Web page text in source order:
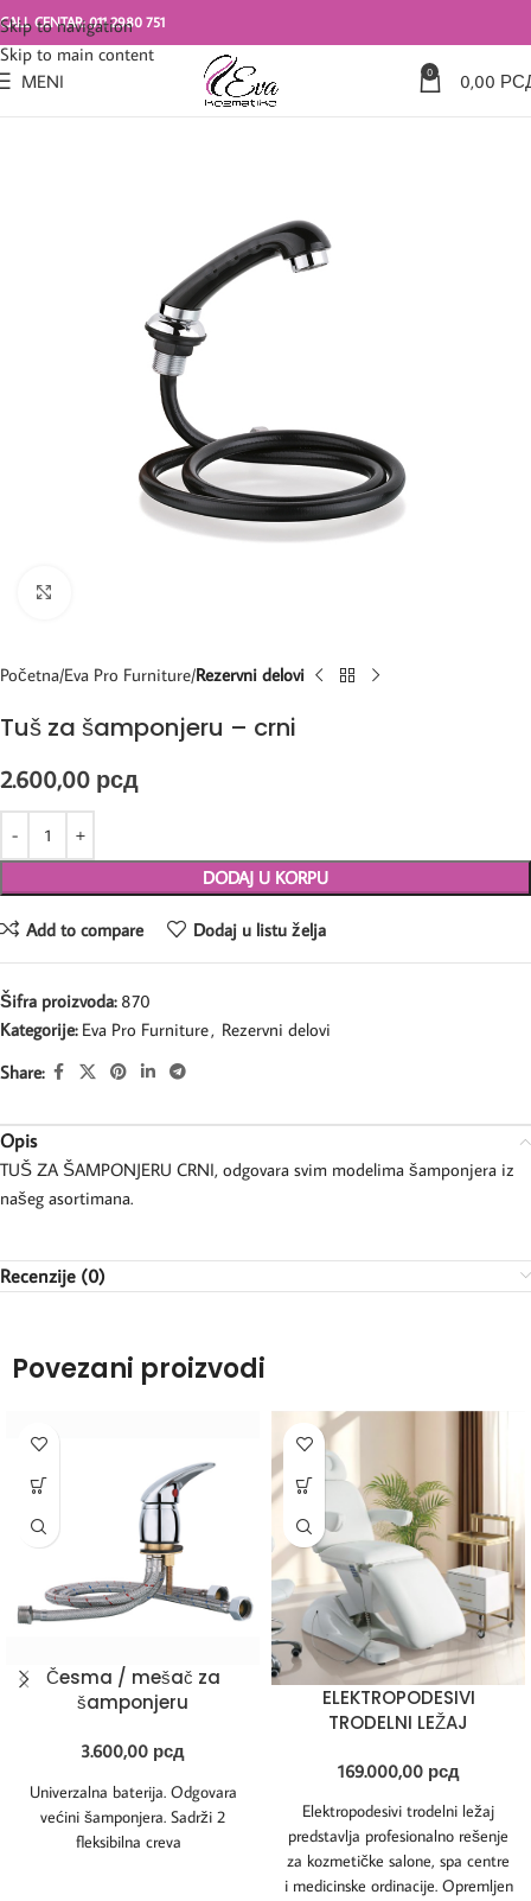
Skip to navigation
Skip to main content
CALL CENTAR: 011 2980 751
MENI 0 0,00
Početna Eva Pro Furniture Rezervni delovi
Tuš za šamponjeru – crni
2.600,00 рсд
DODAJ U KORPU
Add to compare Dodaj u listu želja
Šifra proizvoda: 870
Kategorije: Eva Pro Furniture, Rezervni delovi
Share:
Opis
TUŠ ZA ŠAMPONJERU CRNI, odgovara svim modelima šamponjera iz
našeg asortimana.
Recenzije (0)
Povezani proizvodi
Česma / mešač za
šamponjeru
3.600,00 рсд
Univerzalna baterija. Odgovara
većini šamponjera. Sadrži 2
fleksibilna creva
ELEKTROPODESIVI
TRODELNI LEŽAJ
169.000,00 рсд
Elektropodesivi trodelni ležaj
predstavlja profesionalno rešenje
za kozmetičke salone, spa centre
i medicinske ordinacije. Opremljen